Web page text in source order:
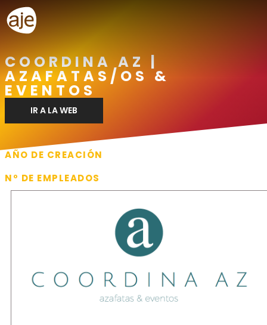
COORDINA AZ |
AZAFATAS/OS &
EVENTOS
IR A LA WEB
AÑO DE CREACIÓN
Nº DE EMPLEADOS